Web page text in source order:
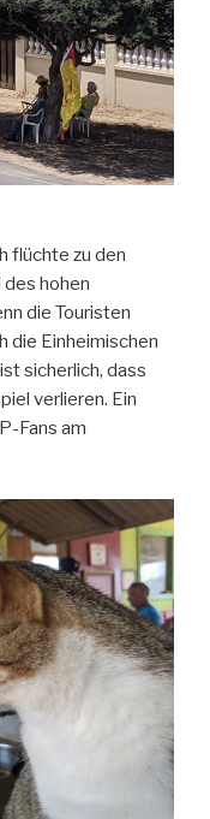
flüchte zu den
hohen
die Touristen
die Einheimischen
sicherlich, dass
verlieren. Ein
Fans am